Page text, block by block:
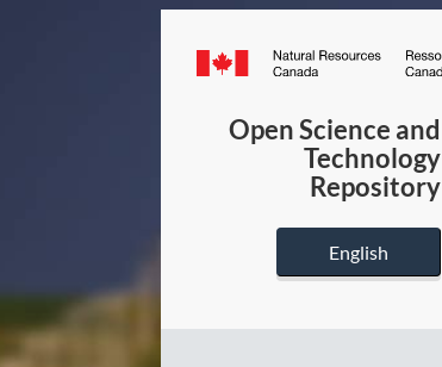
Canada.ca
Open Science and
Technology
Repository
English